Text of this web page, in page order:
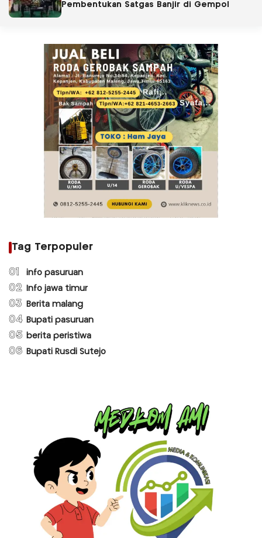
Pembentukan Satgas Banjir di Gempol
Tag Terpopuler
01 info pasuruan
02 Info jawa timur
03 Berita malang
04 Bupati pasuruan
05 berita peristiwa
06 Bupati Rusdi Sutejo